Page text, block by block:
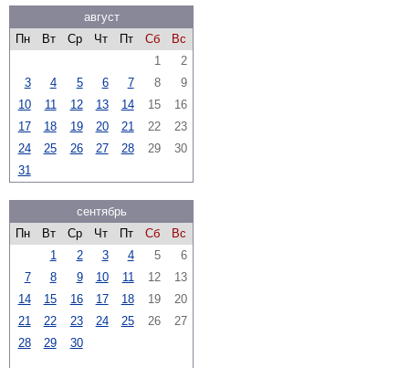
август
Пн
Вт Ср Чт Пт Сб
Вс
1
2
3
4 5 6 7 8
9
10
11 12 13 14 15
16
17
18 19 20 21 22
23
24
25 26 27 28 29
30
31
сентябрь
Пн
Вт Ср Чт Пт Сб
Вс
1
2 3 4 5
6
7
8 9 10 11 12
13
14
15 16 17 18 19
20
21
22 23 24 25 26
27
28
29 30